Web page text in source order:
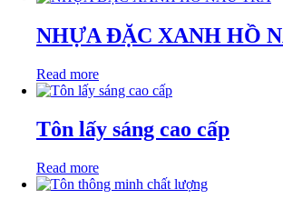
NHỰA ĐẶC XANH HỒ
Read more
Tôn lấy sáng cao cấp
Read more